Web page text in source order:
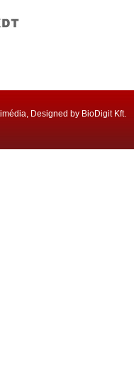
Designed by BioDigit Kft.